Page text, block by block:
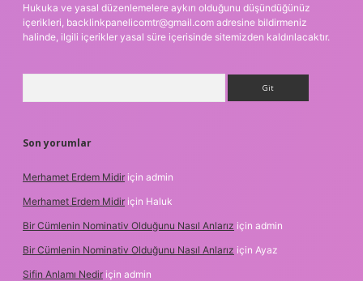
Hukuka ve yasal düzenlemelere aykırı olduğunu düşündüğünüz
içerikleri, backlinkpanelicomtr@gmail.com adresine bildirmeniz
halinde, ilgili içerikler yasal süre içerisinde sitemizden kaldırılacaktır.
Son yorumlar
Merhamet Erdem Midir için admin
Merhamet Erdem Midir için Haluk
Bir Cümlenin Nominativ Olduğunu Nasıl Anlarız için admin
Bir Cümlenin Nominativ Olduğunu Nasıl Anlarız için Ayaz
Sifin Anlamı Nedir için admin